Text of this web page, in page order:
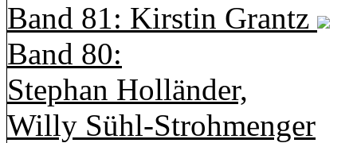
Band 81: Kirstin Grantz
Band 80:
Stephan Holländer,
Willy Sühl-Strohmenger